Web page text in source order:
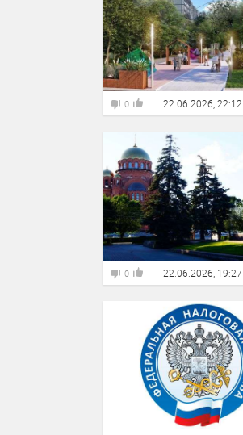
0 22.06.2026, 22:12
0 22.06.2026, 19:27